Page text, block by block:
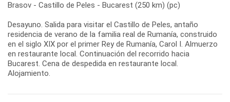
Brasov - Castillo de Peles - Bucarest (250 km) (pc)
Desayuno. Salida para visitar el Castillo de Peles, antaño
residencia de verano de la familia real de Rumanía, construido
en el siglo XIX por el primer Rey de Rumanía, Carol I. Almuerzo
en restaurante local. Continuación del recorrido hacia
Bucarest. Cena de despedida en restaurante local.
Alojamiento.